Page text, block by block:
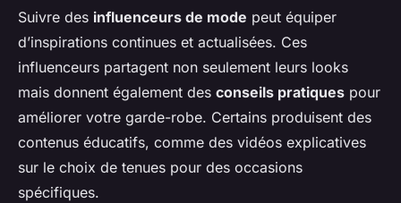
Suivre des influenceurs de mode peut équiper
d’inspirations continues et actualisées. Ces
influenceurs partagent non seulement leurs looks
mais donnent également des conseils pratiques pour
améliorer votre garde-robe. Certains produisent des
contenus éducatifs, comme des vidéos explicatives
sur le choix de tenues pour des occasions
spécifiques.